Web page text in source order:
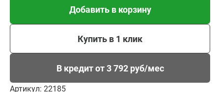
Добавить в корзину
Купить в 1 клик
В кредит от 3 792 руб/мес
Артикул: 22185